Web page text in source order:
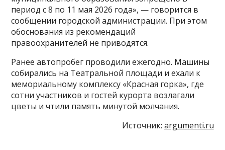
период с 8 по 11 мая 2026 года», — говорится в
сообщении городской администрации. При этом
обоснования из рекомендаций
правоохранителей не приводятся.
Ранее автопробег проводили ежегодно. Машины
собирались на Театральной площади и ехали к
мемориальному комплексу «Красная горка», где
сотни участников и гостей курорта возлагали
цветы и чтили память минутой молчания.
Источник: argumenti.ru